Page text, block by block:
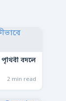
বদলে
2 min read